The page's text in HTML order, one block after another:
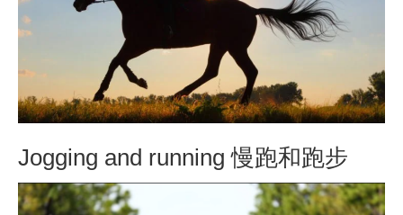
Jogging and running 慢跑和跑步